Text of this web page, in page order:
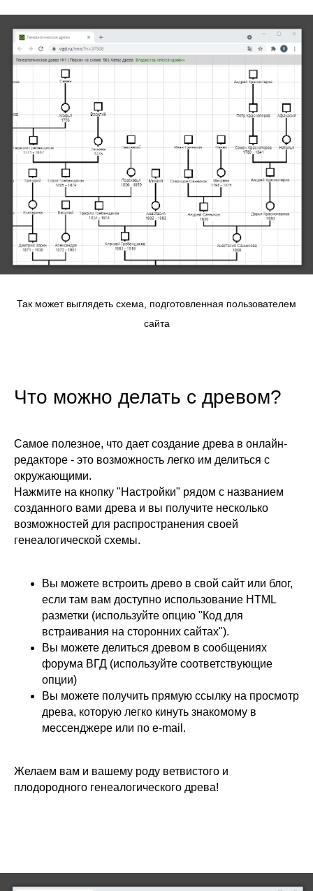
Так может выглядеть схема, подготовленная пользователем
сайта
Что можно делать с древом?
Самое полезное, что дает создание древа в онлайн-
редакторе - это возможность легко им делиться с
окружающими.
Нажмите на кнопку "Настройки" рядом с названием
созданного вами древа и вы получите несколько
возможностей для распространения своей
генеалогической схемы.
Вы можете встроить древо в свой сайт или блог,
если там вам доступно использование HTML
разметки (используйте опцию "Код для
встраивания на сторонних сайтах").
Вы можете делиться древом в сообщениях
форума ВГД (используйте соответствующие
опции)
Вы можете получить прямую ссылку на просмотр
древа, которую легко кинуть знакомому в
мессенджере или по e-mail.
Желаем вам и вашему роду ветвистого и
плодородного генеалогического древа!